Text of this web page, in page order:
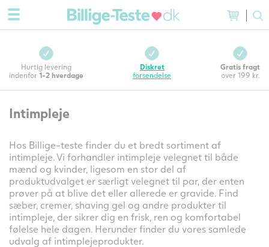
Hurtig levering
indenfor 1-2 hverdage
Diskret
forsendelse
Gratis fragt
over 199 kr.
Intimpleje
Hos Billige-teste finder du et bredt sortiment af
intimpleje. Vi forhandler intimpleje velegnet til både
mænd og kvinder, ligesom en stor del af
produktudvalget er særligt velegnet til par, der enten
prøver på at blive det eller allerede er gravide. Find
sæber, cremer, shaving gel og andre produkter til
intimpleje, der sikrer dig en frisk, ren og komfortabel
følelse hele dagen. Herunder finder du vores samlede
udvalg af intimplejeprodukter.